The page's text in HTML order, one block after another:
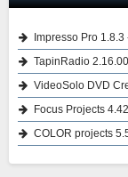
Impresso Pro
TapinRadio
VideoSolo DVD
Focus Projects
COLOR projects